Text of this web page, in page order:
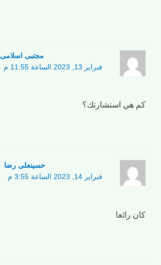
مجتبی اسلامی
فبراير 13, 2023 الساعة 11:55 م
كم هي استشارتك؟
حسینعلی رضا
فبراير 14, 2023 الساعة 3:55 م
كان رائعا